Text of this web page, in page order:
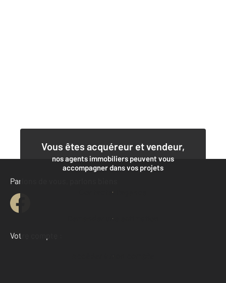
Vous êtes acquéreur et vendeur,
nos agents immobiliers peuvent vous
accompagner dans vos projets
Contacter l'agence
Demander une estimation
Parlons de vous, parlons biens
Votre compte :
Accéder à mon compte